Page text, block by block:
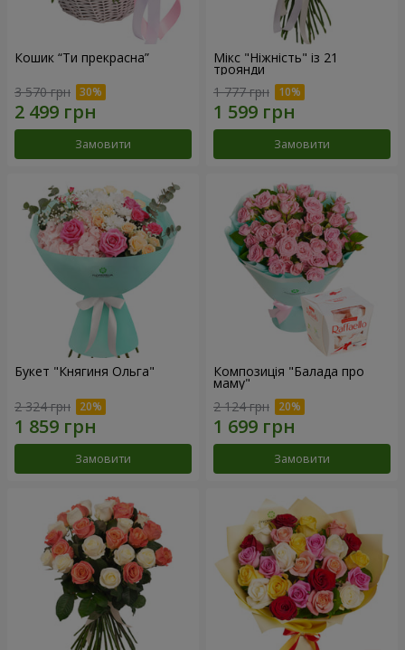
Кошик “Ти прекрасна”
3 570 грн
Замовити
Мікс "Ніжність" із 21
троянди
1 777 грн
Замовити
Букет "Княгиня Ольга"
2 324 грн
Замовити
Композиція "Балада про
маму"
2 124 грн
Замовити